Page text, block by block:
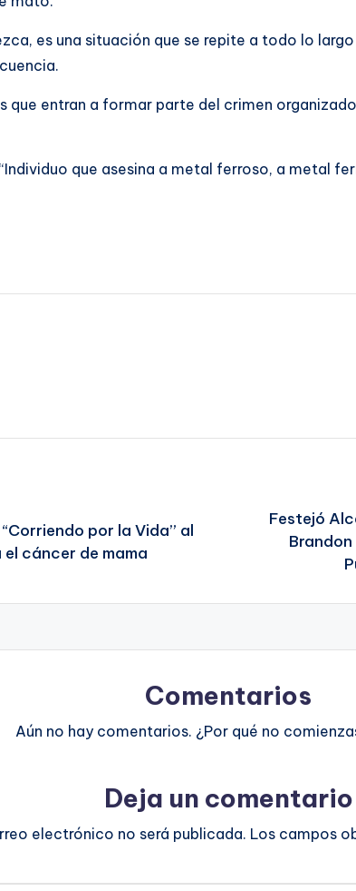
es una situación que se repite a todo lo
que entran a formar parte del crimen
que asesina a metal ferroso, a metal
por la Vida” al
cáncer de mama
Festejó
Comentarios
Aún no hay comentarios. ¿Por qué no
Deja un comentario
electrónico no será publicada. Los campos